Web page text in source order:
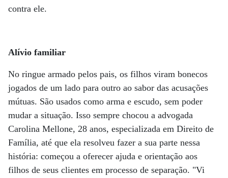
contra ele.
Alívio familiar
No ringue armado pelos pais, os filhos viram bonecos
jogados de um lado para outro ao sabor das acusações
mútuas. São usados como arma e escudo, sem poder
mudar a situação. Isso sempre chocou a advogada
Carolina Mellone, 28 anos, especializada em Direito de
Família, até que ela resolveu fazer a sua parte nessa
história: começou a oferecer ajuda e orientação aos
filhos de seus clientes em processo de separação. "Vi